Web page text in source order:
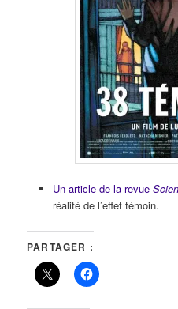
Un article de la revue
réalité de l’effet témoin.
PARTAGER :